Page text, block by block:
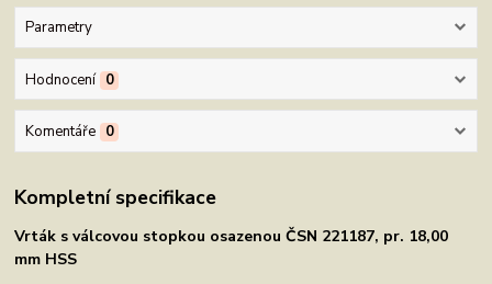
Parametry
Hodnocení 0
Komentáře 0
Kompletní specifikace
Vrták s válcovou stopkou osazenou ČSN 221187, pr. 18,00
mm HSS